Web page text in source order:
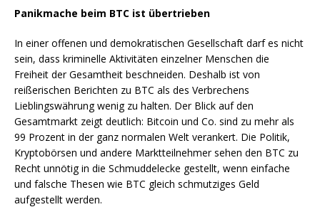
Panikmache beim BTC ist übertrieben
In einer offenen und demokratischen Gesellschaft darf es nicht
sein, dass kriminelle Aktivitäten einzelner Menschen die
Freiheit der Gesamtheit beschneiden. Deshalb ist von
reißerischen Berichten zu BTC als des Verbrechens
Lieblingswährung wenig zu halten. Der Blick auf den
Gesamtmarkt zeigt deutlich: Bitcoin und Co. sind zu mehr als
99 Prozent in der ganz normalen Welt verankert. Die Politik,
Kryptobörsen und andere Marktteilnehmer sehen den BTC zu
Recht unnötig in die Schmuddelecke gestellt, wenn einfache
und falsche Thesen wie BTC gleich schmutziges Geld
aufgestellt werden.